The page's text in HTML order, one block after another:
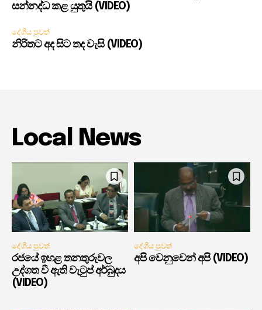
සන්නද්ධ කළ යුතුයි (VIDEO)
දේශීය පුවත්
නිරිතට අද සිට තද වැසි (VIDEO)
Local News
දේශීය පුවත්
රජයේ ඉහළ තනතුරුවල
උද්ගත වී ඇති වැටුප් අර්බුදය
(VIDEO)
දේශීය පුවත්
අපි වෙනුවෙන් අපි (VIDEO)